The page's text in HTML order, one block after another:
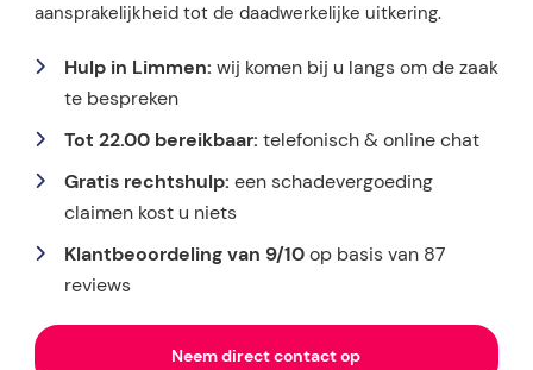
aansprakelijkheid tot de daadwerkelijke uitkering.
Hulp in Limmen: wij komen bij u langs om de zaak
te bespreken
Tot 22.00 bereikbaar: telefonisch & online chat
Gratis rechtshulp: een schadevergoeding
claimen kost u niets
Klantbeoordeling van 9/10op basis van 87
reviews
Neem direct contact op